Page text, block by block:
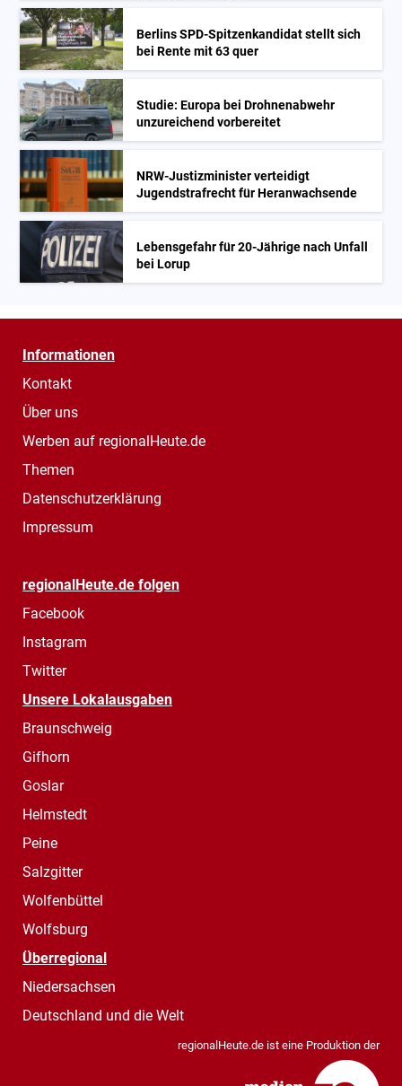
Berlins SPD-Spitzenkandidat stellt sich
bei Rente mit 63 quer
Studie: Europa bei Drohnenabwehr
unzureichend vorbereitet
NRW-Justizminister verteidigt
Jugendstrafrecht für Heranwachsende
Lebensgefahr für 20-Jährige nach Unfall
bei Lorup
Informationen
Kontakt
Über uns
Werben auf regionalHeute.de
Themen
Datenschutzerklärung
Impressum
regionalHeute.de folgen
Facebook
Instagram
Twitter
Unsere Lokalausgaben
Braunschweig
Gifhorn
Goslar
Helmstedt
Peine
Salzgitter
Wolfenbüttel
Wolfsburg
Überregional
Niedersachsen
Deutschland und die Welt
regionalHeute.de ist eine Produktion der